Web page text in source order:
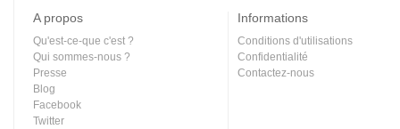
A propos
Qu'est-ce-que c'est ?
Qui sommes-nous ?
Presse
Blog
Facebook
Twitter
Informations
Conditions d'utilisations
Confidentialité
Contactez-nous